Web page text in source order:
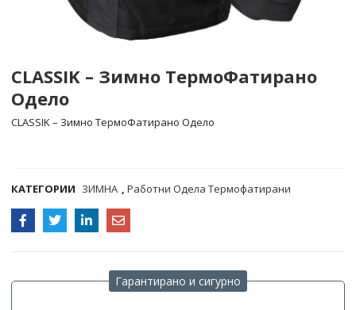
CLASSIK – Зимно ТермоФатирано
Одело
CLASSIK – Зимно ТермоФатирано Одело
КАТЕГОРИИ ЗИМНА ,Работни Одела Термофатирани
Гарантирано и сигурно